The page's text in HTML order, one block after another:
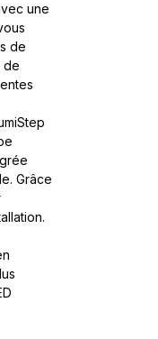
une
de
de
Grâce